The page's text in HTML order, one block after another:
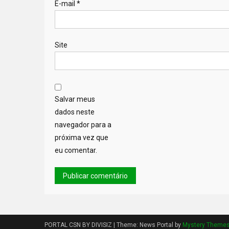
E-mail *
Site
Salvar meus
dados neste
navegador para a
próxima vez que
eu comentar.
PORTAL CSN BY DIVISIZ | Theme: News Portal by Mystery